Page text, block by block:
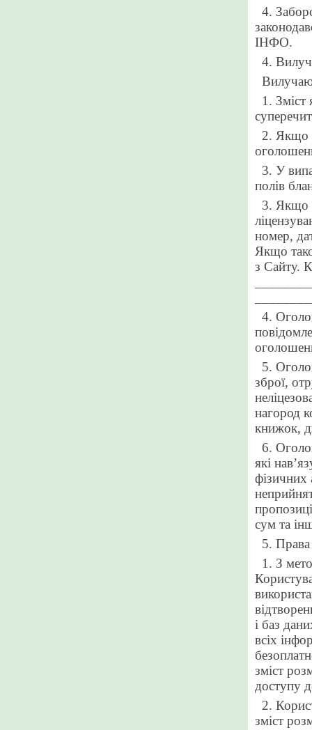
4.
ІНФО.
4.
1. Зміст
2. Якщо
3. У
полів
3. Якщо
номер,
Якщо
з Сайту.
4.
5.
зброї,
нагород
книжок,
6.
які
фізичних
сум та
5. Права
1. З
і баз
всіх
зміст
доступу
2.
зміст